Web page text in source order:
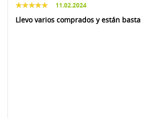
11.02.2024
Llevo varios comprados y están